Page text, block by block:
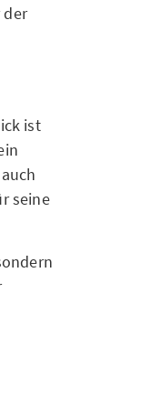
der
ist
seine